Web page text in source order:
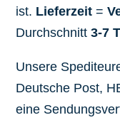
ist. Lieferzeit =
Durchschnitt 3-7
Unsere
Deutsche Post,
eine